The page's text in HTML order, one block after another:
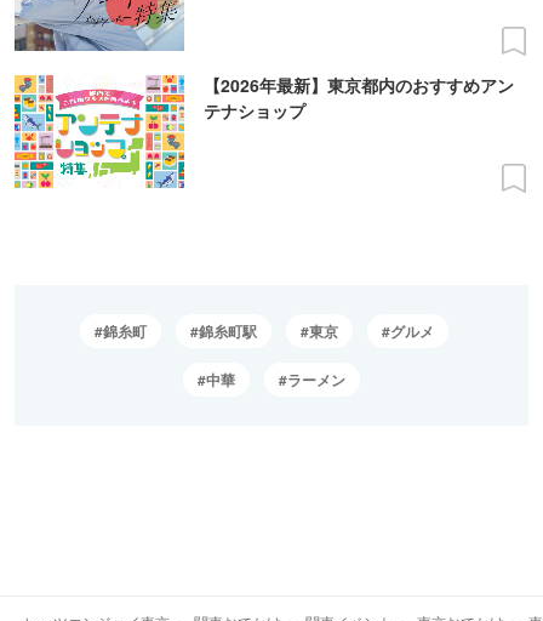
【2026年最新】東京都内のおすすめアン
テナショップ
錦糸町 錦糸町駅 東京 グルメ
中華 ラーメン